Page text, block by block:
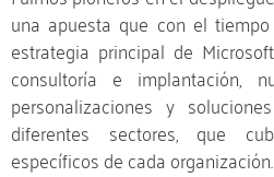
una apuesta que con el
estrategia principal de
consultoría e implantación,
personalizaciones y
diferentes sectores, que
específicos de cada organización.